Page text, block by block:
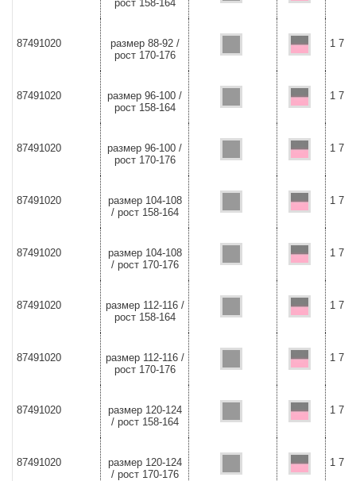
рост 158-164
87491020
размер 88-92 /
рост 170-176
1
87491020
размер 96-100 /
рост 158-164
1
87491020
размер 96-100 /
рост 170-176
1
87491020
размер 104-108
/ рост 158-164
1
87491020
размер 104-108
/ рост 170-176
1
87491020
размер 112-116 /
рост 158-164
1
87491020
размер 112-116 /
рост 170-176
1
87491020
размер 120-124
/ рост 158-164
1
87491020
размер 120-124
/ рост 170-176
1